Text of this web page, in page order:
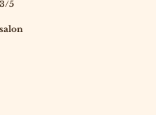
3/5
salon